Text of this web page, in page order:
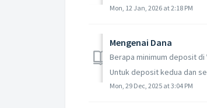
Mon, 12 Jan, 2026 at 2:18 PM
Mengenai Dana
Berapa minimum deposit di
Untuk deposit kedua dan
Mon, 29 Dec, 2025 at 3:04 PM